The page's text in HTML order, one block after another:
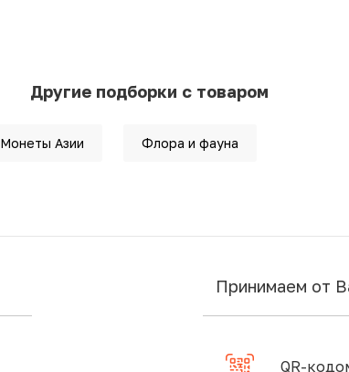
Другие подборки с товаром
Монеты Азии Флора и фауна
Принимаем от
QR-